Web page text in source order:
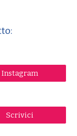
Instagram
Scrivici